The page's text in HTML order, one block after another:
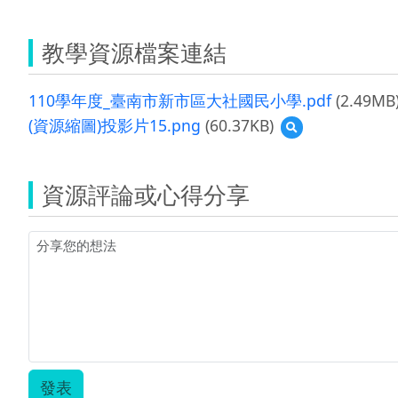
教學資源檔案連結
110學年度_臺南市新市區大社國民小學.pdf
(資源縮圖)投影片15.png (60.37KB)
預
覽
投
資源評論或心得分享
發表